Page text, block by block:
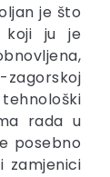
je što
koji ju je
rada u
posebno
zamjenici